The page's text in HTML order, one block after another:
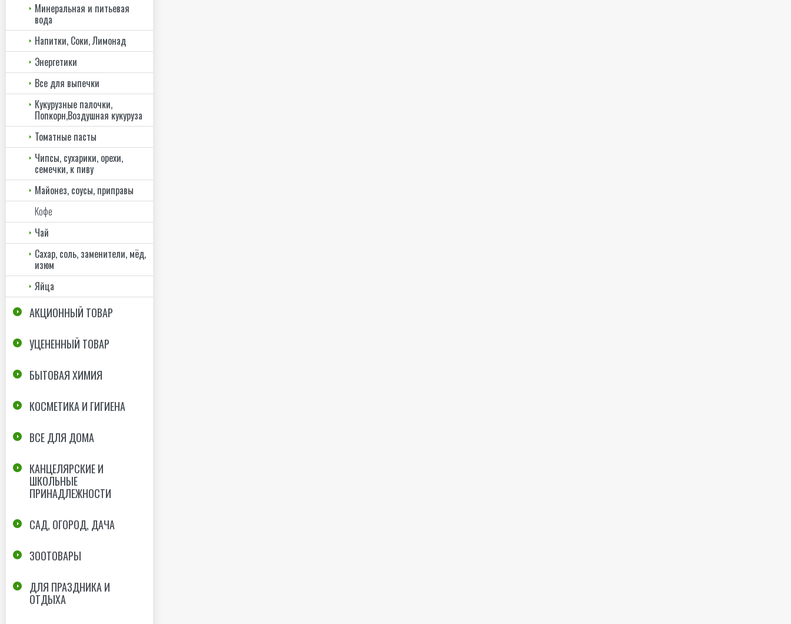
Минеральная и питьевая
вода
Напитки, Соки, Лимонад
Энергетики
Все для выпечки
Кукурузные палочки,
Попкорн,Воздушная кукуруза
Томатные пасты
Чипсы, сухарики, орехи,
семечки, к пиву
Майонез, соусы, приправы
Кофе
Чай
Сахар, соль, заменители, мёд,
изюм
Яйца
АКЦИОННЫЙ ТОВАР
УЦЕНЕННЫЙ ТОВАР
БЫТОВАЯ ХИМИЯ
КОСМЕТИКА И ГИГИЕНА
ВСЕ ДЛЯ ДОМА
КАНЦЕЛЯРСКИЕ И
ШКОЛЬНЫЕ
ПРИНАДЛЕЖНОСТИ
САД, ОГОРОД, ДАЧА
ЗООТОВАРЫ
ДЛЯ ПРАЗДНИКА И
ОТДЫХА